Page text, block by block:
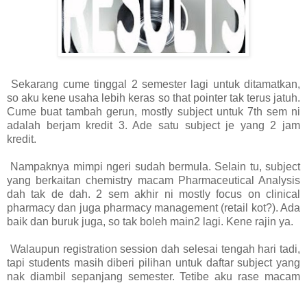
Sekarang cume tinggal 2 semester lagi untuk ditamatkan,
so aku kene usaha lebih keras so that pointer tak terus jatuh.
Cume buat tambah gerun, mostly subject untuk 7th sem ni
adalah berjam kredit 3. Ade satu subject je yang 2 jam
kredit.
Nampaknya mimpi ngeri sudah bermula. Selain tu, subject
yang berkaitan chemistry macam Pharmaceutical Analysis
dah tak de dah. 2 sem akhir ni mostly focus on clinical
pharmacy dan juga pharmacy management (retail kot?). Ada
baik dan buruk juga, so tak boleh main2 lagi. Kene rajin ya.
Walaupun registration session dah selesai tengah hari tadi,
tapi students masih diberi pilihan untuk daftar subject yang
nak diambil sepanjang semester. Tetibe aku rase macam